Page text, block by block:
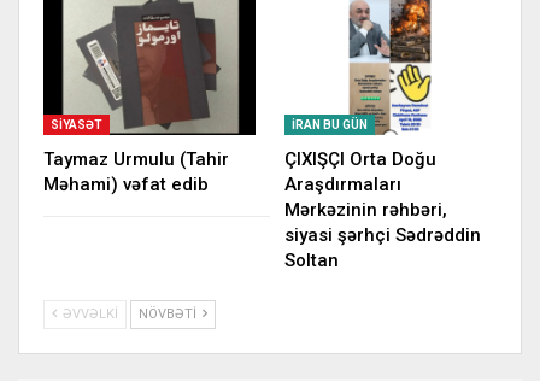
SIYASƏT
Taymaz Urmulu (Tahir
Məhami) vəfat edib
İRAN BU GÜN
ÇIXIŞÇI Orta Doğu
Araşdırmaları
Mərkəzinin rəhbəri,
siyasi şərhçi Sədrəddin
Soltan
ƏVVƏLKI NÖVBƏTI